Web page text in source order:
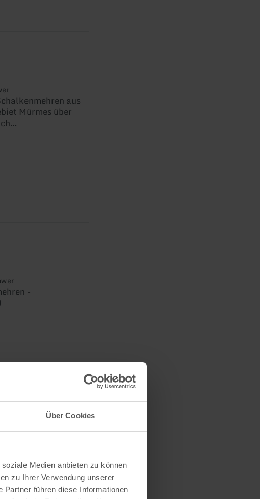
Über Cookies
Medien anbieten zu können
zu Ihrer Verwendung unserer
Partner führen diese Informationen
aus
Mürmes über
-